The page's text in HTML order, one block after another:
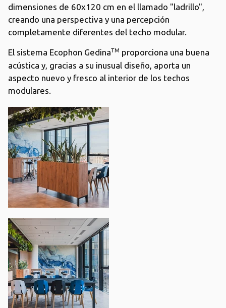
dimensiones de 60x120 cm en el llamado "ladrillo",
creando una perspectiva y una percepción
completamente diferentes del techo modular.
El sistema Ecophon GedinaTM proporciona una buena
acústica y, gracias a su inusual diseño, aporta un
aspecto nuevo y fresco al interior de los techos
modulares.